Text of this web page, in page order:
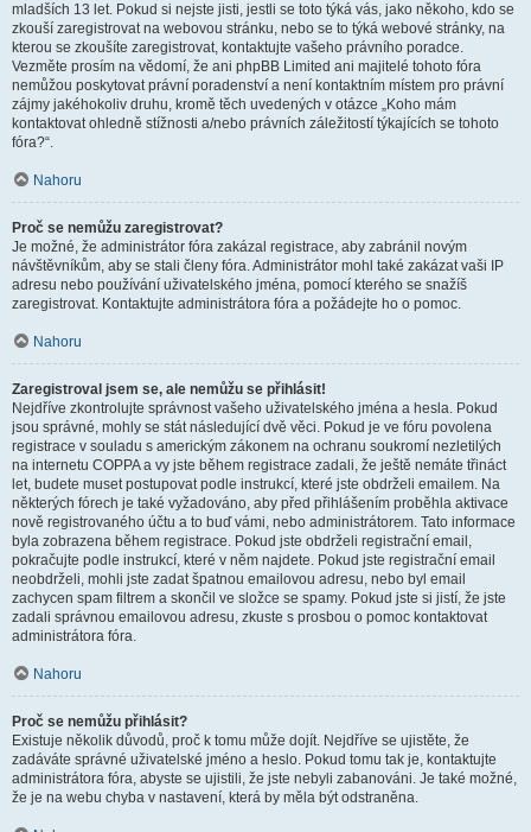
mladších 13 let. Pokud si nejste jisti, jestli se toto týká vás, jako někoho, kdo se
zkouší zaregistrovat na webovou stránku, nebo se to týká webové stránky, na
kterou se zkoušíte zaregistrovat, kontaktujte vašeho právního poradce.
Vezměte prosím na vědomí, že ani phpBB Limited ani majitelé tohoto fóra
nemůžou poskytovat právní poradenství a není kontaktním místem pro právní
zájmy jakéhokoliv druhu, kromě těch uvedených v otázce „Koho mám
kontaktovat ohledně stížnosti a/nebo právních záležitostí týkajících se tohoto
fóra?“.
Nahoru
Proč se nemůžu zaregistrovat?
Je možné, že administrátor fóra zakázal registrace, aby zabránil novým
návštěvníkům, aby se stali členy fóra. Administrátor mohl také zakázat vaši IP
adresu nebo používání uživatelského jména, pomocí kterého se snažíš
zaregistrovat. Kontaktujte administrátora fóra a požádejte ho o pomoc.
Nahoru
Zaregistroval jsem se, ale nemůžu se přihlásit!
Nejdříve zkontrolujte správnost vašeho uživatelského jména a hesla. Pokud
jsou správné, mohly se stát následující dvě věci. Pokud je ve fóru povolena
registrace v souladu s americkým zákonem na ochranu soukromí nezletilých
na internetu COPPA a vy jste během registrace zadali, že ještě nemáte třináct
let, budete muset postupovat podle instrukcí, které jste obdrželi emailem. Na
některých fórech je také vyžadováno, aby před přihlášením proběhla aktivace
nově registrovaného účtu a to buď vámi, nebo administrátorem. Tato informace
byla zobrazena během registrace. Pokud jste obdrželi registrační email,
pokračujte podle instrukcí, které v něm najdete. Pokud jste registrační email
neobdrželi, mohli jste zadat špatnou emailovou adresu, nebo byl email
zachycen spam filtrem a skončil ve složce se spamy. Pokud jste si jistí, že jste
zadali správnou emailovou adresu, zkuste s prosbou o pomoc kontaktovat
administrátora fóra.
Nahoru
Proč se nemůžu přihlásit?
Existuje několik důvodů, proč k tomu může dojít. Nejdříve se ujistěte, že
zadáváte správné uživatelské jméno a heslo. Pokud tomu tak je, kontaktujte
administrátora fóra, abyste se ujistili, že jste nebyli zabanováni. Je také možné,
že je na webu chyba v nastavení, která by měla být odstraněna.